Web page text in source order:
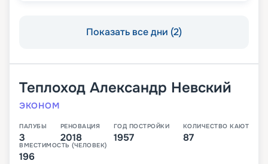
Показать все дни (2)
Теплоход Александр Невский
ЭКОНОМ
ПАЛУБЫ
3
РЕНОВАЦИЯ
2018
ГОД ПОСТРОЙКИ
1957
КОЛИЧЕСТВО КАЮТ
87
ВМЕСТИМОСТЬ (ЧЕЛОВЕК)
196